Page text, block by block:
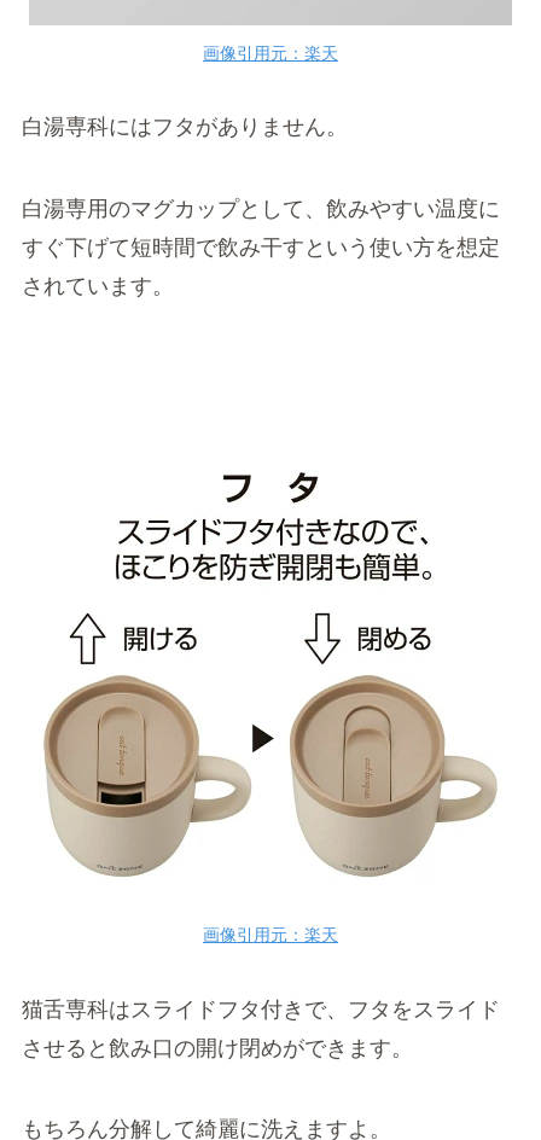
画像引用元：楽天
白湯専科にはフタがありません。
白湯専用のマグカップとして、飲みやすい温度に
すぐ下げて短時間で飲み干すという使い方を想定
されています。
画像引用元：楽天
猫舌専科はスライドフタ付きで、フタをスライド
させると飲み口の開け閉めができます。
もちろん分解して綺麗に洗えますよ。